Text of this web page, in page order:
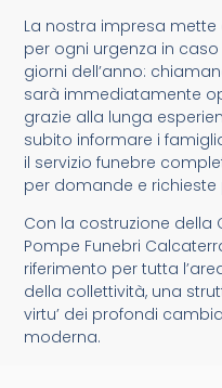
La nostra impresa
per ogni urgenza in
giorni dell’anno:
sarà immediatamente
grazie alla lunga
subito informare i
il servizio funebre
per domande e richieste
Con la costruzione della
Pompe Funebri
riferimento per tutta
della collettività, una
virtu’ dei profondi
moderna.